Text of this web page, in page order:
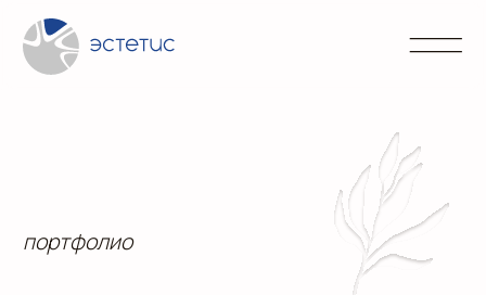
КОРОБКА СО ВСТАВКОЙ